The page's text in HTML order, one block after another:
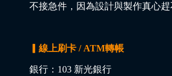
不接急件，因為設計與製作真心趕
▎線上刷卡 / ATM轉帳
銀行：103 新光銀行